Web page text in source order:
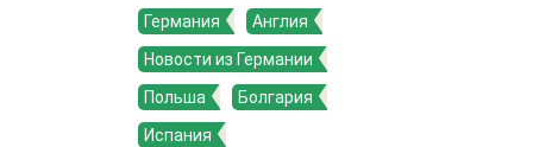
Германия
Англия
Новости из Германии
Польша
Болгария
Испания